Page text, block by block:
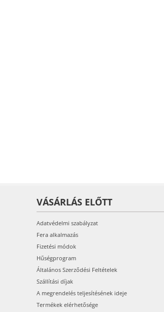
VÁSÁRLÁS ELŐTT
Adatvédelmi szabályzat
Fera alkalmazás
Fizetési módok
Hűségprogram
Általános Szerződési Feltételek
Szállítási díjak
A megrendelés teljesítésének ideje
Termékek elérhetősége